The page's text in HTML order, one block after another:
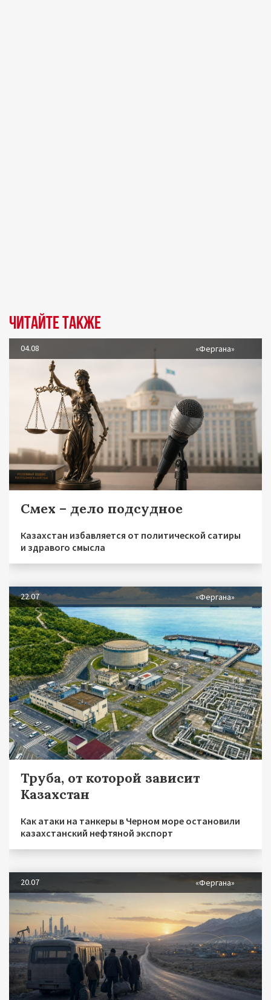
Читайте также
04.08 «Фергана»
Смех – дело подсудное
Казахстан избавляется от политической сатиры
и здравого смысла
22.07 «Фергана»
Труба, от которой зависит
Казахстан
Как атаки на танкеры в Черном море остановили
казахстанский нефтяной экспорт
20.07 «Фергана»